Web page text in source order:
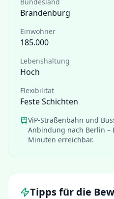
Brandenburg
Einwohner
185.000
Lebenshaltung
Hoch
Flexibilität
Feste Schichten
ViP-Straßenbahn und
Anbindung nach Berlin
Minuten erreichbar.
Tipps für die